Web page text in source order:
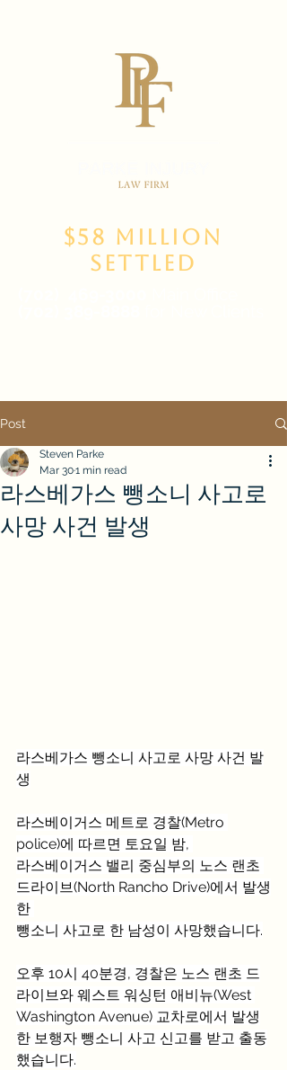
$58 Million
Settled
Post
라스베가스 뺑소니 사고로
사망 사건 발생
Steven Parke
Mar 301 min read
라스베가스 뺑소니 사고로 사망 사건 발
생
라스베이거스 메트로 경찰(Metro
police)에 따르면 토요일 밤,
라스베이거스 밸리 중심부의 노스 랜초
드라이브(North Rancho Drive)에서 발생
한
뺑소니 사고로 한 남성이 사망했습니다.
오후 10시 40분경, 경찰은 노스 랜초 드
라이브와 웨스트 워싱턴 애비뉴(West
Washington Avenue) 교차로에서 발생
한 보행자 뺑소니 사고 신고를 받고 출동
했습니다.